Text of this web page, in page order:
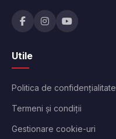
Utile
Politica de confidențialitate
Termeni și condiții
Gestionare cookie-uri